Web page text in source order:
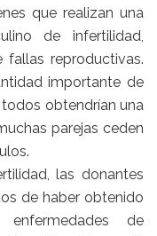
que realizan una
de infertilidad,
fallas reproductivas.
importante de
obtendrían una
parejas ceden
las donantes
de haber obtenido
de